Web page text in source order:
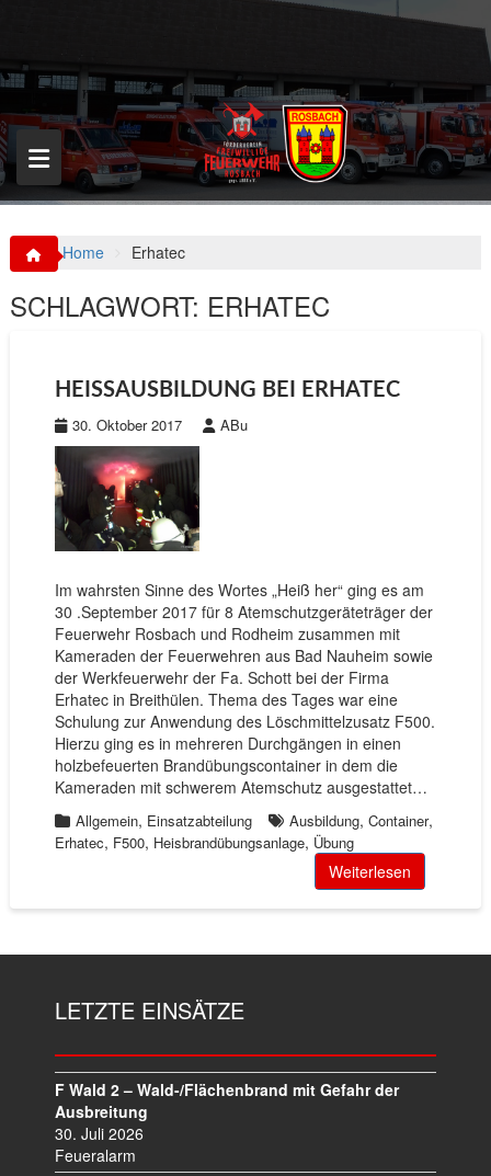
p
o
c
o
n
t
Home Erhatec
SCHLAGWORT: ERHATEC
HEISSAUSBILDUNG BEI ERHATEC
30. Oktober 2017 ABu
Im wahrsten Sinne des Wortes „Heiß her“ ging es am
30 .September 2017 für 8 Atemschutzgeräteträger der
Feuerwehr Rosbach und Rodheim zusammen mit
Kameraden der Feuerwehren aus Bad Nauheim sowie
der Werkfeuerwehr der Fa. Schott bei der Firma
Erhatec in Breithülen. Thema des Tages war eine
Schulung zur Anwendung des Löschmittelzusatz F500.
Hierzu ging es in mehreren Durchgängen in einen
holzbefeuerten Brandübungscontainer in dem die
Kameraden mit schwerem Atemschutz ausgestattet…
Allgemein, Einsatzabteilung Ausbildung, Container,
Erhatec, F500, Heisbrandübungsanlage, Übung
Weiterlesen
LETZTE EINSÄTZE
F Wald 2 – Wald-/Flächenbrand mit Gefahr der
Ausbreitung
30. Juli 2026
Feueralarm